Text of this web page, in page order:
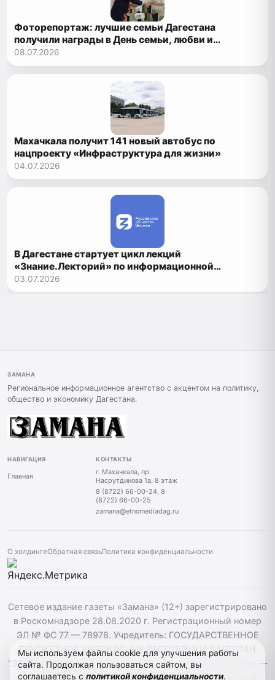
Фоторепортаж: лучшие семьи Дагестана
получили награды в День семьи, любви и
верности
08.07.2026
Махачкала получит 141 новый автобус по
нацпроекту «Инфраструктура для жизни»
04.07.2026
В Дагестане стартует цикл лекций
«Знание.Лекторий» по информационной
безопасности и патриотическому воспитанию
03.07.2026
ЗАМАНА
Региональное информационное агентство с акцентом на политику,
общество и экономику Дагестана.
НАВИГАЦИЯ
Главная
КОНТАКТЫ
г. Махачкала, пр.
Насрутдинова 1а, 8 этаж
8 (8722) 66-00-24, 8
(8722) 66-00-25
zamana@etnomediadag.ru
О холдингеОбратная связьПолитика конфиденциальности
Сетевое издание газеты «Замана» (12+) зарегистрировано
в Роскомнадзоре 28.08.2020 г. Регистрационный номер
ЭЛ № ФС 77 — 78978. Учредитель: ГОСУДАРСТВЕННОЕ
БЮДЖЕТНОЕ УЧРЕЖДЕНИЕ РЕСПУБЛИКИ ДАГЕСТАН
"ЭТНОМЕДИАХОЛДИНГ "ДАГЕСТАН". Главный редактор —
Багомедов Р.Р. При использовании материалов сайта
Мы используем файлы cookie для улучшения работы
сайта. Продолжая пользоваться сайтом, вы
соглашаетесь с политикой конфиденциальности.